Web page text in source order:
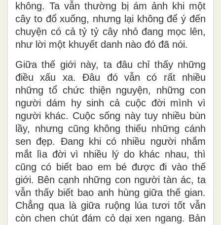
không. Ta vẫn thường bị ám ảnh khi một
cây to đổ xuống, nhưng lại không để ý đến
chuyện có cả tỷ tỷ cây nhỏ đang mọc lên,
như lời một khuyết danh nào đó đã nói.
Giữa thế giới này, ta đâu chỉ thấy những
điều xấu xa. Đâu đó vẫn có rất nhiều
những tổ chức thiện nguyện, những con
người dám hy sinh cả cuộc đời mình vì
người khác. Cuộc sống này tuy nhiều bùn
lầy, nhưng cũng không thiếu những cánh
sen đẹp. Đang khi có nhiều người nhắm
mắt lìa đời vì nhiều lý do khác nhau, thì
cũng có biết bao em bé được đi vào thế
giới. Bên cạnh những con người tàn ác, ta
vẫn thấy biết bao anh hùng giữa thế gian.
Chẳng qua là giữa ruộng lúa tươi tốt vẫn
còn chen chút đám cỏ dại xen ngang. Bản